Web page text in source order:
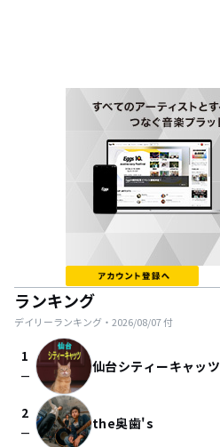
ランキング
デイリーランキング・ 2026/08/07付
1
check_indeterminate_small 仙台シティーキャッツ
2
check_indeterminate_small the奥歯's